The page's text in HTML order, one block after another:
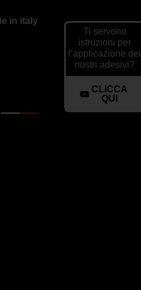
in italy
Ti servono
istruzioni per
l’applicazione dei
nostri adesivi?
CLICCA
QUI